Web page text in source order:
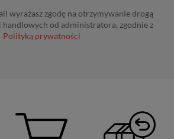
wyrażasz zgodę na otrzymywanie drogą
od administratora, zgodnie z
Polityką prywatności